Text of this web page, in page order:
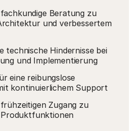
Beratung zu
und verbessertem
technische Hindernisse bei
und Implementierung
eine reibungslose
kontinuierlichem Support
Zugang zu
Produktfunktionen